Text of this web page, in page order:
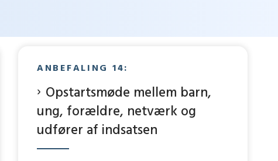
ANBEFALING 14:
Opstartsmøde mellem barn,
ung, forældre, netværk og
udfører af indsatsen